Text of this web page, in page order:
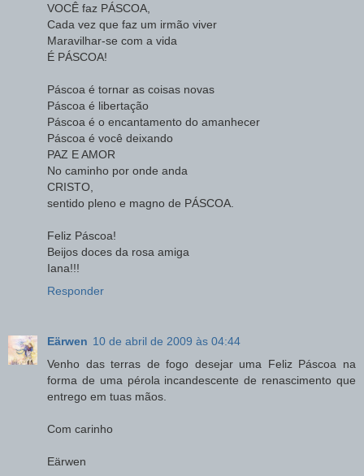
VOCÊ faz PÁSCOA,
Cada vez que faz um irmão viver
Maravilhar-se com a vida
É PÁSCOA!
Páscoa é tornar as coisas novas
Páscoa é libertação
Páscoa é o encantamento do amanhecer
Páscoa é você deixando
PAZ E AMOR
No caminho por onde anda
CRISTO,
sentido pleno e magno de PÁSCOA.
Feliz Páscoa!
Beijos doces da rosa amiga
Iana!!!
Responder
Eärwen 10 de abril de 2009 às 04:44
Venho das terras de fogo desejar uma Feliz Páscoa na
forma de uma pérola incandescente de renascimento que
entrego em tuas mãos.
Com carinho
Eärwen